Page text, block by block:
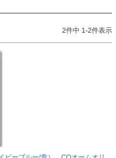
2件中 1-2件表示